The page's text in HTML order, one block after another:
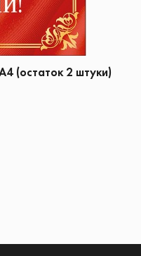
(остаток 2 штуки)